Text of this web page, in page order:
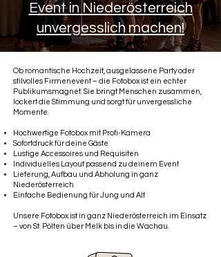
Event in Niederösterreich
unvergesslich machen!
Ob romantische Hochzeit, ausgelassene Party oder
stilvolles Firmenevent – die Fotobox ist ein echter
Publikumsmagnet. Sie bringt Menschen zusammen,
lockert die Stimmung und sorgt für unvergessliche
Momente.
Hochwertige Fotobox mit Profi-Kamera
Sofortdruck für deine Gäste
Lustige Accessoires und Requisiten
Individuelles Layout passend zu deinem Event
Lieferung, Aufbau und Abholung in ganz
Niederösterreich
Einfache Bedienung für Jung und Alt
Unsere Fotobox ist in ganz Niederösterreich im Einsatz
– von St. Pölten über Melk bis in die Wachau.